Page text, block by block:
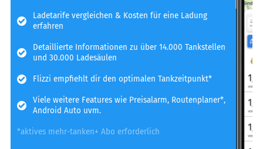
Ladetarife vergleichen & Kosten für eine Ladung
erfahren
Detaillierte Informationen zu über 14.000 Tankstellen
und 30.000 Ladesäulen
Flizzi empfiehlt dir den optimalen Tankzeitpunkt*
Viele weitere Features wie Preisalarm, Routenplaner*,
Android Auto uvm.
*aktives mehr-tanken+ Abo erforderlich